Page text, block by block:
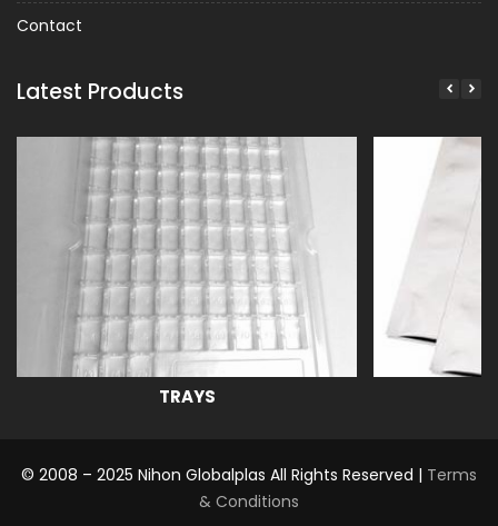
Contact
Latest Products
TRAYS
© 2008 – 2025 Nihon Globalplas All Rights Reserved | Terms
& Conditions